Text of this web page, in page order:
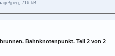
jpeg, 716 kB
Bahnknotenpunkt. Teil 2 von 2